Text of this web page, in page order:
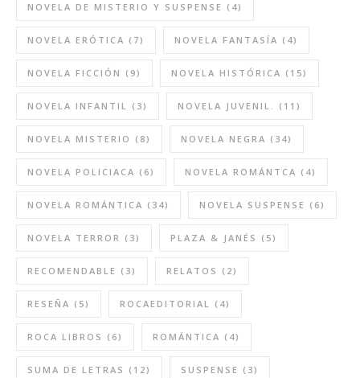
NOVELA DE MISTERIO Y SUSPENSE (4)
NOVELA ERÓTICA (7) NOVELA FANTASÍA (4)
NOVELA FICCIÓN (9) NOVELA HISTÓRICA (15)
NOVELA INFANTIL (3) NOVELA JUVENIL. (11)
NOVELA MISTERIO (8) NOVELA NEGRA (34)
NOVELA POLICIACA (6) NOVELA ROMÁNTCA (4)
NOVELA ROMÁNTICA (34) NOVELA SUSPENSE (6)
NOVELA TERROR (3) PLAZA & JANÉS (5)
RECOMENDABLE (3) RELATOS (2)
RESEÑA (5) ROCAEDITORIAL (4)
ROCA LIBROS (6) ROMÁNTICA (4)
SUMA DE LETRAS (12) SUSPENSE (3)